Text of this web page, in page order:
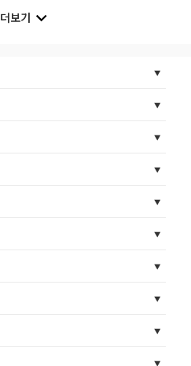
더보기